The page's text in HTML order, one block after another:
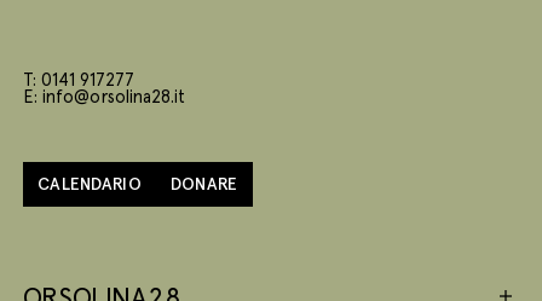
T: 0141 917277
E: info@orsolina28.it
CALENDARIO DONARE